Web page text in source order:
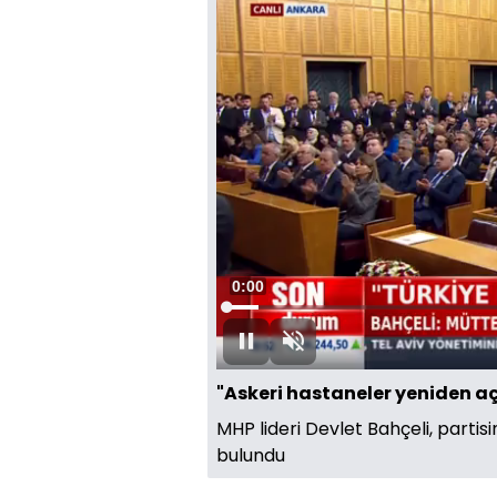
Oynat Sesi
Aç
Süre
0:00
Yüklendi:
4.60%
"Askeri hastaneler yeniden
MHP lideri Devlet Bahçeli,
bulundu